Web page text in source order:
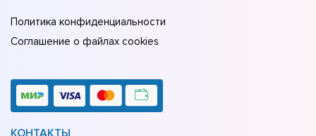
Политика конфиденциальности
Соглашение о файлах cookies